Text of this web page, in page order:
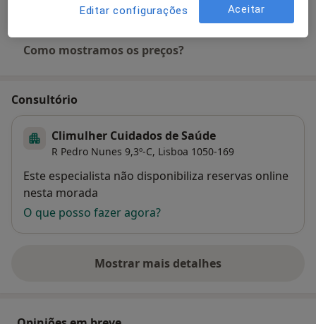
Como mostramos os preços?
Consultório
Climulher Cuidados de Saúde
R Pedro Nunes 9,3º-C, Lisboa 1050-169
Disponibilidade
Este especialista não disponibiliza reservas online
nesta morada
O que posso fazer agora?
Mostrar mais detalhes
sobre o endereço
Editar configurações Aceitar